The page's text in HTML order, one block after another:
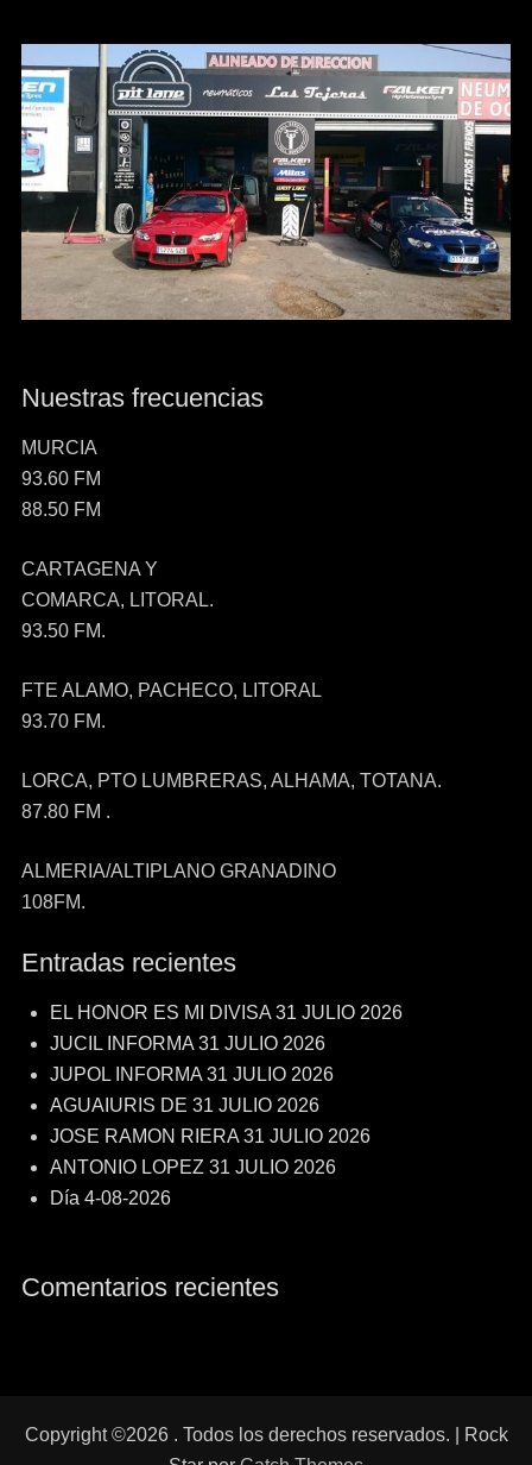
Nuestras frecuencias
MURCIA
93.60 FM
88.50 FM
CARTAGENA Y
COMARCA, LITORAL.
93.50 FM.
FTE ALAMO, PACHECO, LITORAL
93.70 FM.
LORCA, PTO LUMBRERAS, ALHAMA, TOTANA.
87.80 FM .
ALMERIA/ALTIPLANO GRANADINO
108FM.
Entradas recientes
EL HONOR ES MI DIVISA 31 JULIO 2026
JUCIL INFORMA 31 JULIO 2026
JUPOL INFORMA 31 JULIO 2026
AGUAIURIS DE 31 JULIO 2026
JOSE RAMON RIERA 31 JULIO 2026
ANTONIO LOPEZ 31 JULIO 2026
Día 4-08-2026
Comentarios recientes
Copyright ©2026 . Todos los derechos reservados. | Rock